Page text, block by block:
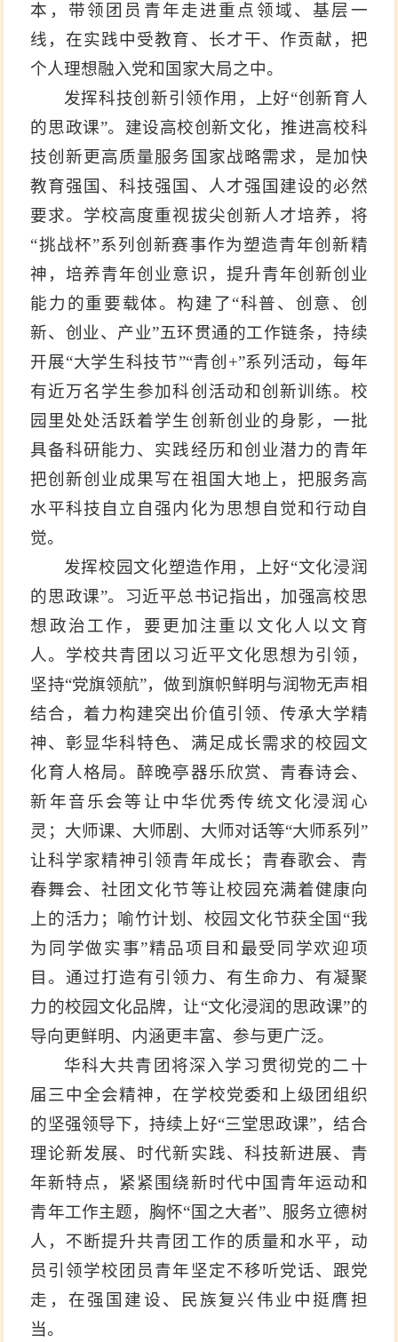
本，带领团员青年走进重点领域、基层一
线，在实践中受教育、长才干、作贡献，把
个人理想融入党和国家大局之中。
发挥科技创新引领作用，上好“创新育人
的思政课”。建设高校创新文化，推进高校科
技创新更高质量服务国家战略需求，是加快
教育强国、科技强国、人才强国建设的必然
要求。学校高度重视拔尖创新人才培养，将
“挑战杯”系列创新赛事作为塑造青年创新精
神，培养青年创业意识，提升青年创新创业
能力的重要载体。构建了“科普、创意、创
新、创业、产业”五环贯通的工作链条，持续
开展“大学生科技节”“青创+”系列活动，每年
有近万名学生参加科创活动和创新训练。校
园里处处活跃着学生创新创业的身影，一批
具备科研能力、实践经历和创业潜力的青年
把创新创业成果写在祖国大地上，把服务高
水平科技自立自强内化为思想自觉和行动自
觉。
发挥校园文化塑造作用，上好“文化浸润
的思政课”。习近平总书记指出，加强高校思
想政治工作，要更加注重以文化人以文育
人。学校共青团以习近平文化思想为引领，
坚持“党旗领航”，做到旗帜鲜明与润物无声相
结合，着力构建突出价值引领、传承大学精
神、彰显华科特色、满足成长需求的校园文
化育人格局。醉晚亭器乐欣赏、青春诗会、
新年音乐会等让中华优秀传统文化浸润心
灵；大师课、大师剧、大师对话等“大师系列”
让科学家精神引领青年成长；青春歌会、青
春舞会、社团文化节等让校园充满着健康向
上的活力；喻竹计划、校园文化节获全国“我
为同学做实事”精品项目和最受同学欢迎项
目。通过打造有引领力、有生命力、有凝聚
力的校园文化品牌，让“文化浸润的思政课”的
导向更鲜明、内涵更丰富、参与更广泛。
华科大共青团将深入学习贯彻党的二十
届三中全会精神，在学校党委和上级团组织
的坚强领导下，持续上好“三堂思政课”，结合
理论新发展、时代新实践、科技新进展、青
年新特点，紧紧围绕新时代中国青年运动和
青年工作主题，胸怀“国之大者”、服务立德树
人，不断提升共青团工作的质量和水平，动
员引领学校团员青年坚定不移听党话、跟党
走，在强国建设、民族复兴伟业中挺膺担
当。